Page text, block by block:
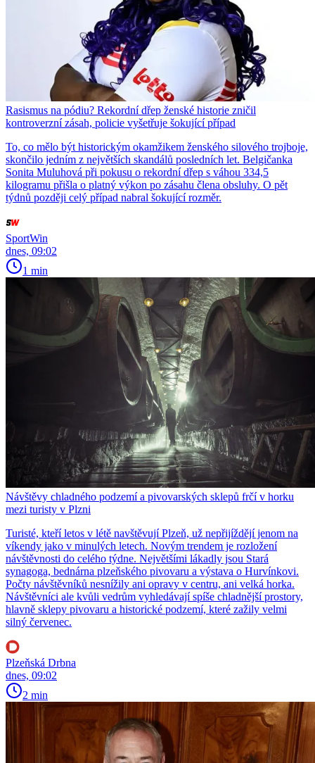
Rasismus na pódiu? Rekordní dřep ženské historie zničil
kontroverzní zásah, policie vyšetřuje šokující případ
To, co mělo být historickým okamžikem ženského silového trojboje,
skončilo jedním z největších skandálů posledních let. Belgičanka
Sonita Muluhová při pokusu o rekordní dřep s váhou 334,5
kilogramu přišla o platný výkon po zásahu člena obsluhy. O pět
týdnů později celý případ nabral šokující rozměr.
SportWin
dnes, 09:02
1 min
Návštěvy chladného podzemí a pivovarských sklepů frčí v horku
mezi turisty v Plzni
Turisté, kteří letos v létě navštěvují Plzeň, už nepřijíždějí jenom na
víkendy jako v minulých letech. Novým trendem je rozložení
návštěvnosti do celého týdne. Největšími lákadly jsou Stará
synagoga, bednárna plzeňského pivovaru a výstava o Hurvínkovi.
Počty návštěvníků nesnížily ani opravy v centru, ani velká horka.
Návštěvníci ale kvůli vedrům vyhledávají spíše chladnější prostory,
hlavně sklepy pivovaru a historické podzemí, které zažily velmi
silný červenec.
Plzeňská Drbna
dnes, 09:02
2 min